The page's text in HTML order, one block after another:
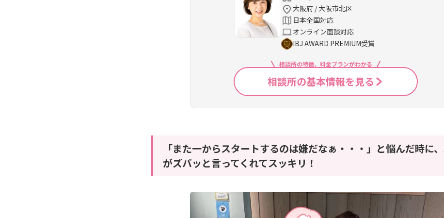
大阪府 / 大阪市北区
日本全国対応
オンライン面談対応
IBJ AWARD PREMIUM受賞
相談所の特徴、料金プランがわかる
相談所の基本情報を見る
「また一からスタートするのは嫌だなぁ・・・」と悩んだ時に
がズバッと言ってくれてスッキリ！